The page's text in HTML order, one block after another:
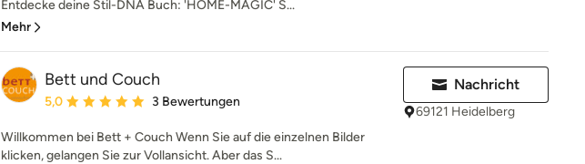
Entdecke deine Stil-DNA Buch: 'HOME-MAGIC' S...
Mehr
Bett und Couch
Durchschnittliche Bewertung: 5 von 5 Sternen
5,0 3 Bewertungen
Willkommen bei Bett + Couch Wenn Sie auf die einzelnen Bilder
klicken, gelangen Sie zur Vollansicht. Aber das S...
Nachricht
69121 Heidelberg